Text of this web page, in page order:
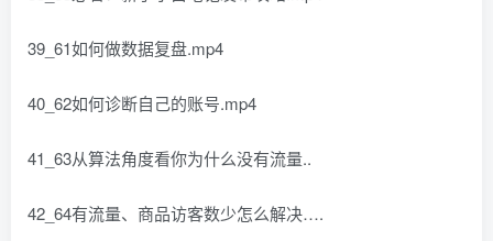
39_61如何做数据复盘.mp4
40_62如何诊断自己的账号.mp4
41_63从算法角度看你为什么没有流量..
42_64有流量、商品访客数少怎么解决….